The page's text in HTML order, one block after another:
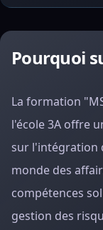
Pourquoi
La formation
l'école 3A offre
sur l'intégration
monde des
compétences
gestion des